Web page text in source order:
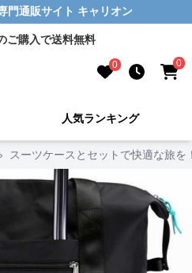
門通販サイト キャリオン
ご購入で送料無料
0 0
人気ランキング
› スーツケースとセットで快適な旅